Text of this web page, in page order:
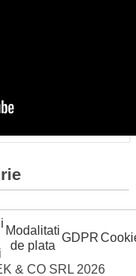
Modalitati
de plata
GDPR
& CO SRL 2026